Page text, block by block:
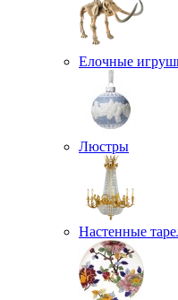
Елочные
Люстры
Настенные